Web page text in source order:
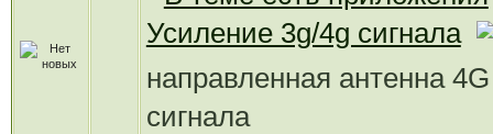
Усиление 3g/4g сигнала
направленная антенна 4G
сигнала